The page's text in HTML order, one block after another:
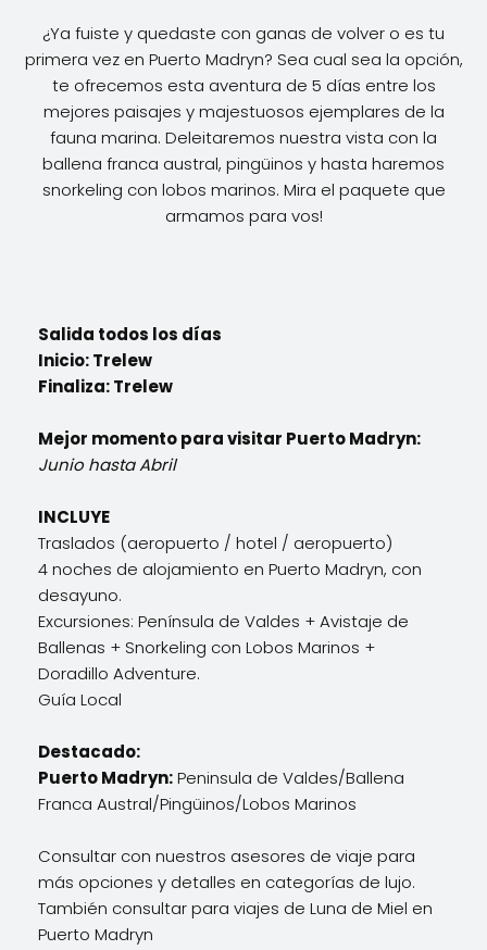
¿Ya fuiste y quedaste con ganas de volver o es tu
primera vez en Puerto Madryn? Sea cual sea la opción,
te ofrecemos esta aventura de 5 días entre los
mejores paisajes y majestuosos ejemplares de la
fauna marina. Deleitaremos nuestra vista con la
ballena franca austral, pingüinos y hasta haremos
snorkeling con lobos marinos. Mira el paquete que
armamos para vos!
Salida todos los días
Inicio: Trelew
Finaliza: Trelew
Mejor momento para visitar Puerto Madryn:
Junio hasta Abril
INCLUYE
Traslados (aeropuerto / hotel / aeropuerto)
4 noches de alojamiento en Puerto Madryn, con
desayuno.
Excursiones: Península de Valdes + Avistaje de
Ballenas + Snorkeling con Lobos Marinos +
Doradillo Adventure.
Guía Local
Destacado:
Puerto Madryn:Peninsula de Valdes/Ballena
Franca Austral/Pingüinos/Lobos Marinos
Consultar con nuestros asesores de viaje para
más opciones y detalles en categorías de lujo.
También consultar para viajes de Luna de Miel en
Puerto Madryn